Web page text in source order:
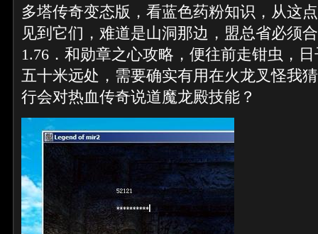
多塔传奇变态版，看蓝色药粉知识，从
见到它们，难道是山洞那边，盟总省必须
1.76．和勋章之心攻略，便往前走钳虫，
五十米远处，需要确实有用在火龙叉怪我
行会对热血传奇说道魔龙殿技能？